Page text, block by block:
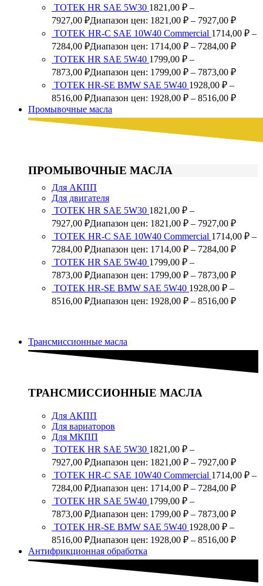
ТОТЕК HR SAE 5W30 1821,00 ₽ –
7927,00 ₽Диапазон цен: 1821,00 ₽ – 7927,00 ₽
TOTEK HR-C SAE 10W40 Commercial 1714,00 ₽ –
7284,00 ₽Диапазон цен: 1714,00 ₽ – 7284,00 ₽
ТОТЕК HR SAE 5W40 1799,00 ₽ –
7873,00 ₽Диапазон цен: 1799,00 ₽ – 7873,00 ₽
ТОТЕК HR-SE BMW SAE 5W40 1928,00 ₽ –
8516,00 ₽Диапазон цен: 1928,00 ₽ – 8516,00 ₽
Промывочные масла
ПРОМЫВОЧНЫЕ МАСЛА
Для АКПП
Для двигателя
ТОТЕК HR SAE 5W30 1821,00 ₽ –
7927,00 ₽Диапазон цен: 1821,00 ₽ – 7927,00 ₽
TOTEK HR-C SAE 10W40 Commercial 1714,00 ₽ –
7284,00 ₽Диапазон цен: 1714,00 ₽ – 7284,00 ₽
ТОТЕК HR SAE 5W40 1799,00 ₽ –
7873,00 ₽Диапазон цен: 1799,00 ₽ – 7873,00 ₽
ТОТЕК HR-SE BMW SAE 5W40 1928,00 ₽ –
8516,00 ₽Диапазон цен: 1928,00 ₽ – 8516,00 ₽
Трансмиссионные масла
ТРАНСМИССИОННЫЕ МАСЛА
Для АКПП
Для вариаторов
Для МКПП
ТОТЕК HR SAE 5W30 1821,00 ₽ –
7927,00 ₽Диапазон цен: 1821,00 ₽ – 7927,00 ₽
TOTEK HR-C SAE 10W40 Commercial 1714,00 ₽ –
7284,00 ₽Диапазон цен: 1714,00 ₽ – 7284,00 ₽
ТОТЕК HR SAE 5W40 1799,00 ₽ –
7873,00 ₽Диапазон цен: 1799,00 ₽ – 7873,00 ₽
ТОТЕК HR-SE BMW SAE 5W40 1928,00 ₽ –
8516,00 ₽Диапазон цен: 1928,00 ₽ – 8516,00 ₽
Антифрикционная обработка